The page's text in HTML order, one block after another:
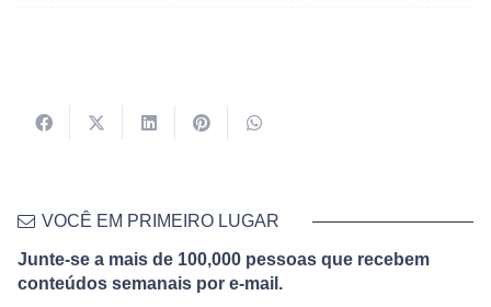
VOCÊ EM PRIMEIRO LUGAR
Junte-se a mais de 100,000 pessoas que recebem
conteúdos semanais por e-mail.